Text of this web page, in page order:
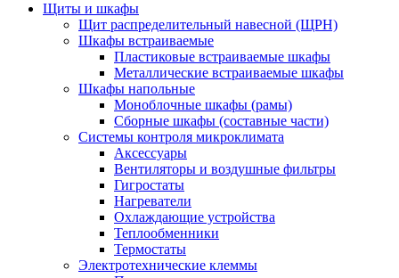
Щиты и шкафы
Щит распределительный навесной (ЩРН)
Шкафы встраиваемые
Пластиковые встраиваемые шкафы
Металлические встраиваемые шкафы
Шкафы напольные
Моноблочные шкафы (рамы)
Сборные шкафы (составные части)
Системы контроля микроклимата
Аксессуары
Вентиляторы и воздушные фильтры
Гигростаты
Нагреватели
Охлаждающие устройства
Теплообменники
Термостаты
Электротехнические клеммы